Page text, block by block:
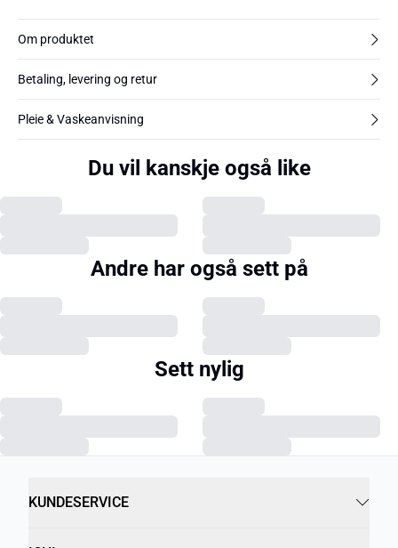
Om produktet
Betaling, levering og retur
Pleie & Vaskeanvisning
Du vil kanskje også like
Andre har også sett på
Sett nylig
KUNDESERVICE